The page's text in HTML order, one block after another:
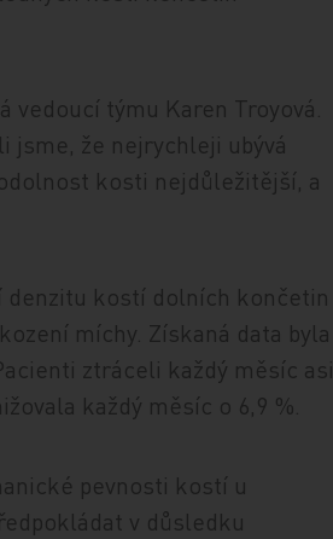
týmu Karen Troyová.
jsme, že nejrychleji ubývá
kosti nejdůležitější, a
denzitu kostí dolních končetin
míchy. Získaná data byla
ztráceli každý měsíc asi
každý měsíc o 6,9 %.
pevnosti kostí u
v důsledku